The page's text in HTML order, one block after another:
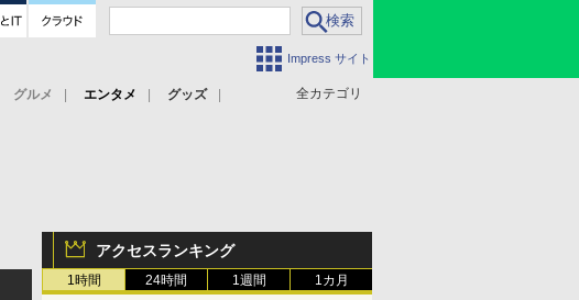
Impress サイト
全カテゴリ
グルメ エンタメ
グッズ
アクセスランキング
1時間 24時間 1週間 1カ月